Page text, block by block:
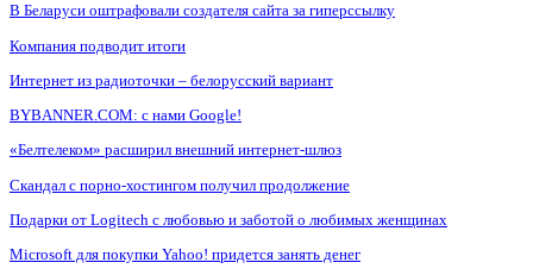
В Беларуси оштрафовали создателя сайта за гиперссылку
Компания подводит итоги
Интернет из радиоточки – белорусский вариант
BYBANNER.COM: c нами Google!
«Белтелеком» расширил внешний интернет-шлюз
Скандал с порно-хостингом получил продолжение
Подарки от Logitech с любовью и заботой о любимых женщинах
Microsoft для покупки Yahoo! придется занять денег